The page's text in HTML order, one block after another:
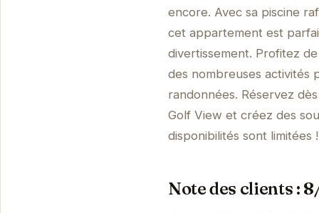
encore. Avec sa piscine
cet appartement est
divertissement. Profitez
des nombreuses activités
randonnées. Réservez
Golf View et créez des
disponibilités sont limitées !
Note des clients :